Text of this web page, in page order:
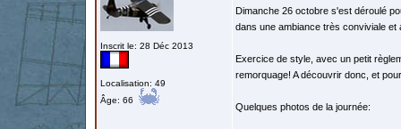
Inscrit le: 28 Déc 2013
Localisation: 49
Âge: 66
Dimanche 26 octobre s'est déroulé
dans une ambiance très conviviale
Exercice de style, avec un petit
remorquage! A découvrir donc, et
Quelques photos de la journée: